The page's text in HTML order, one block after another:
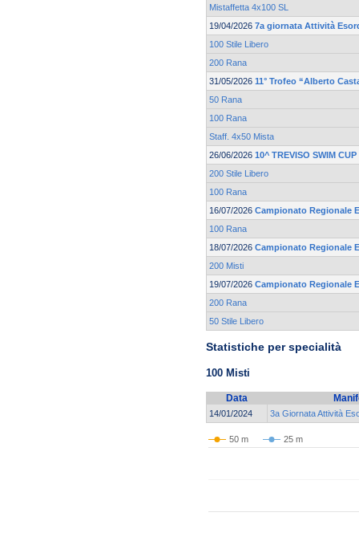
Mistaffetta 4x100 SL
19/04/2026 7a giornata Attività
100 Stile Libero
200 Rana
31/05/2026 11° Trofeo “Alberto
50 Rana
100 Rana
Staff. 4x50 Mista
26/06/2026 10^ TREVISO SWIM CUP
200 Stile Libero
100 Rana
16/07/2026 Campionato Regionale
100 Rana
18/07/2026 Campionato Regionale
200 Misti
19/07/2026 Campionato Regionale
200 Rana
50 Stile Libero
Statistiche per specialità
100 Misti
Data
14/01/2024 3a Giornata Attività
50 m 25 m